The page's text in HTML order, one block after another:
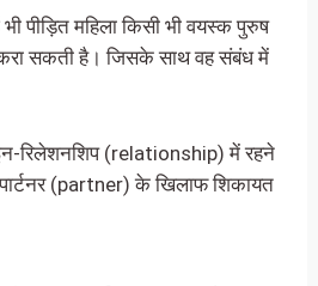
पीड़ित महिला किसी भी वयस्क पुरुष
सकती है। जिसके साथ वह संबंध में
इन-रिलेशनशिप (relationship) में रहने
पार्टनर (partner) के खिलाफ शिकायत